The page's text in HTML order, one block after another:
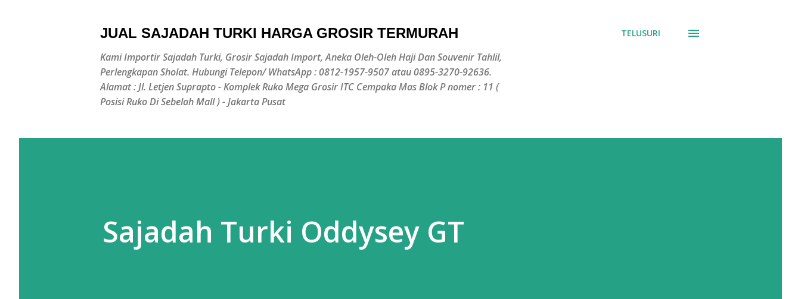
JUAL SAJADAH TURKI HARGA GROSIR TERMURAH
Kami Importir Sajadah Turki, Grosir Sajadah Import, Aneka Oleh-Oleh Haji Dan Souvenir Tahlil,
Perlengkapan Sholat. Hubungi Telepon/ WhatsApp : 0812-1957-9507 atau 0895-3270-92636.
Alamat : Jl. Letjen Suprapto - Komplek Ruko Mega Grosir ITC Cempaka Mas Blok P nomer : 11 (
Posisi Ruko Di Sebelah Mall ) - Jakarta Pusat
TELUSURI
Sajadah Turki Oddysey GT